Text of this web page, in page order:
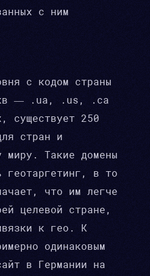
с ним
с кодом страны
— .ua, .us, .ca
250
стран и
миру. Такие домены
геотаргетинг, в то
что им легче
целевой стране,
к гео. К
одинаковым
в Германии на